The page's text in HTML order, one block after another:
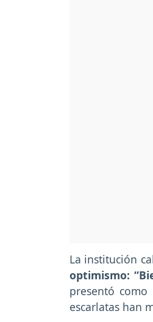
La institución
optimismo:
presentó
escarlatas han